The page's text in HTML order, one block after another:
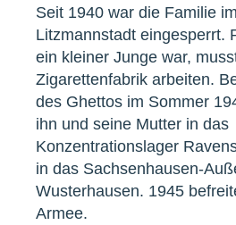
Seit 1940 war die Familie
Litzmannstadt eingesperrt.
ein kleiner Junge war,
Zigarettenfabrik arbeiten.
des Ghettos im Sommer
ihn und seine Mutter in das
Konzentrationslager
in das Sachsenhausen-
Wusterhausen. 1945
Armee.